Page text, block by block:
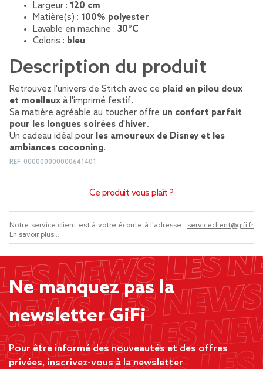
Largeur : 120 cm
Matière(s) : 100% polyester
Lavable en machine : 30°C
Coloris : bleu
Description du produit
Retrouvez l'univers de Stitch avec ce plaid en pilou doux
et moelleux à l'imprimé festif.
Sa matière agréable au toucher offre un confort parfait
pour les longues soirées d'hiver.
Un cadeau idéal pour les amoureux de Disney et les
ambiances cocooning.
REF. 000000000000641401
Ce produit vous plaît ?
Notre service client est à votre écoute à l'adresse : serviceclient@gifi.fr
En savoir plus...
Ne manquez pas la
newsletter GiFi
Pour être informé des nouveautés et des offres
privées, inscrivez-vous à la newsletter